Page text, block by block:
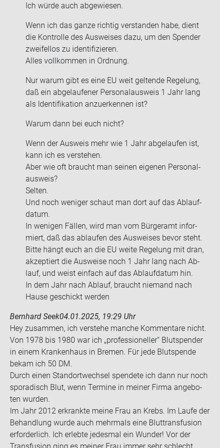
Ich würde auch ab­ge­wie­sen.
Wenn ich das ganze rich­tig ver­stan­den habe, dient
die Kon­trol­le des Aus­wei­ses dazu, um den Spen­der
zwei­fel­los zu iden­ti­fi­zie­ren.
Alles voll­kom­men in Ord­nung.
Nur warum gibt es eine EU weit gel­ten­de Re­ge­lung,
daß ein ab­ge­lau­fe­ner Per­so­nal­aus­weis 1 Jahr lang
als Iden­ti­fi­ka­ti­on an­zu­er­ken­nen ist?
Warum dann bei euch nicht?
Wenn der Aus­weis mehr wie 1 Jahr ab­ge­lau­fen ist,
kann ich es ver­ste­hen.
Aber wie oft braucht man sei­nen ei­ge­nen Per­so­nal­
aus­weis?
Sel­ten.
Und noch we­ni­ger schaut man dort auf das Ab­lauf­
da­tum.
In we­ni­gen Fäl­len, wird man vom Bür­ger­amt in­for­
miert, daß das ab­lau­fen des Aus­wei­ses bevor steht.
Bitte hängt euch an die EU weite Re­ge­lung mit dran,
ak­zep­tiert die Aus­wei­se noch 1 Jahr lang nach Ab­
lauf, und weist ein­fach auf das Ab­lauf­da­tum hin.
In dem Jahr nach Ab­lauf, braucht nie­mand nach
Hause ge­schickt wer­den
Bernhard Seek04.01.2025, 19:29 Uhr
Hey zu­sam­men, ich ver­ste­he man­che Kom­men­ta­re nicht.
Von 1978 bis 1980 war ich „pro­fes­sio­nel­ler“ Blut­spen­der
in einem Kran­ken­haus in Bre­men. Für jede Blut­spen­de
bekam ich 50 DM.
Durch einen Stand­ort­wech­sel spen­de­te ich dann nur noch
spo­ra­disch Blut, wenn Ter­mi­ne in mei­ner Firma an­ge­bo­
ten wur­den.
Im Jahr 2012 er­krank­te meine Frau an Krebs. Im Laufe der
Be­hand­lung wurde auch mehr­mals eine Blut­trans­fu­si­on
er­for­der­lich. Ich er­leb­te je­des­mal ein Wun­der! Vor der